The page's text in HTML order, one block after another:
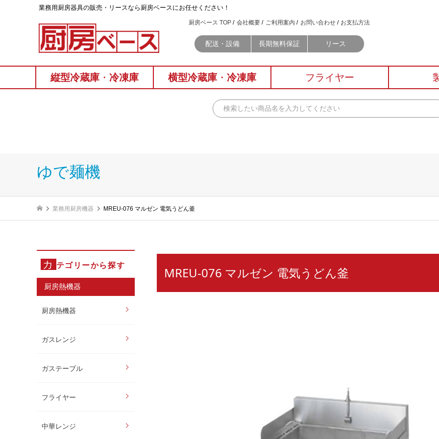
業務⽤厨房器具の販売・リースなら厨房ベースにお任せください！
厨房ベース TOP 会社概要 ご利用案内 お問い合わせ お支払方法
配送・設備 長期無料保証 リース
縦型冷蔵庫 ・ 冷凍庫 横型冷蔵庫 ・ 冷凍庫 フライヤー
ゆで麺機
業務用厨房機器 MREU-076 マルゼン 電気うどん釜
カ テゴリーから探す
厨房熱機器
厨房熱機器
ガスレンジ
ガステーブル
フライヤー
中華レンジ
MREU-076 マルゼン 電気うどん釜